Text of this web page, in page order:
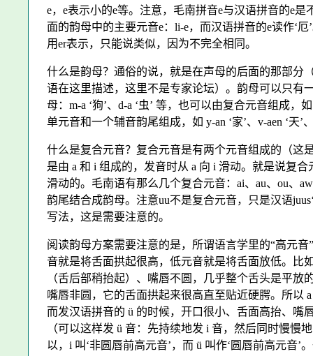
e，e表示小的e等。注意，毛南拼音e与汉语拼音的e是
面的韵母中的主要元音e：li-e，而汉语拼音的e读作‘
用er表示，只能说类似，因为不完全相同。
什么是韵母？通俗的说，就是在声母的后面的那部分
语在这里描述，这里不是专家论坛）。韵母可以只有
母：m-a ‘狗’、d-a ‘虫’ 等，也可以由复合元音组成，
单元音和一个辅音韵尾组成，如 y-an ‘家’、v-aen ‘天’
什么是复合元音？复合元音是有两个元音组成的（这
是由 a 和 i 组成的，发音时从 a 向 i 滑动。就是说复
滑动的。毛南语有那么几个复合元音：ai、au、ou、
韵尾结合成韵母。注意uu不是复合元音，只是汉语
写法，这是需要注意的。
阅读韵母方案需要注意的是，所谓语言学里的“高元
音就是将舌面拱起很高，低元音就是将舌面放低。比
（舌后部稍抬起）、嘴唇不圆，几乎整个舌头是平放
嘴唇非圆，它的舌面拱起来很高直至贴近硬腭。所以 a
而发汉语拼音的 ü 的时候，开口很小、舌面高抬、嘴
（可以这样发 ü 音：先持续地发 i 音，然后同时慢慢
以，i 叫‘非圆唇前高元音’，而 ü 叫作‘圆唇前高元音’